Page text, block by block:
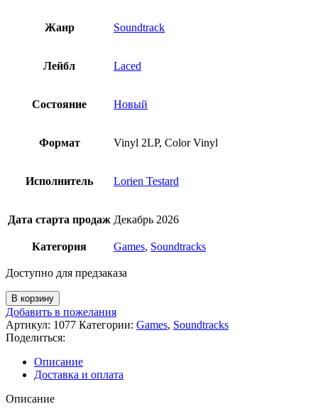
Жанр Soundtrack
Лейбл Laced
Состояние Новый
Формат Vinyl 2LP, Color Vinyl
Исполнитель Lorien Testard
Дата старта продаж Декабрь 2026
Категория Games, Soundtracks
Доступно для предзаказа
Количество
товара
Lorien
Testard
OST
Clair
Expedition
В корзину
Добавить в пожелания
Артикул: 1077 Категории: Games, Soundtracks
Поделиться:
Описание
Доставка и оплата
Описание